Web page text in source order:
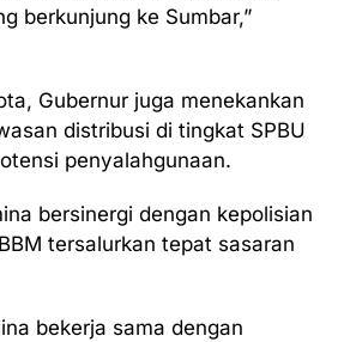
berkunjung ke Sumbar,”
Gubernur juga menekankan
distribusi di tingkat SPBU
penyalahgunaan.
bersinergi dengan kepolisian
tersalurkan tepat sasaran
bekerja sama dengan